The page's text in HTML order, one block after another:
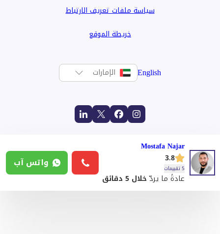
سياسة ملفات تعريف الارتباط
خريطة الموقع
English الإمارات
Mostafa Najar
3.8
5 تقييمات
عادةً ما يردّخلال 5 دقائق
واتس آب